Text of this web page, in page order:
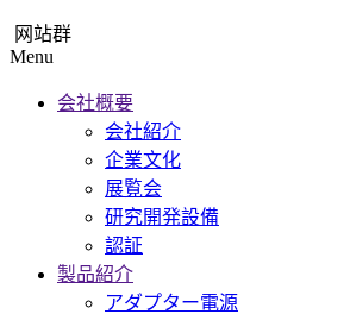
网站群
Menu
会社概要
会社紹介
企業文化
展覧会
研究開発設備
認証
製品紹介
アダプター電源